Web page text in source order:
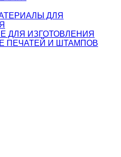
ДЛЯ
ДЛЯ ИЗГОТОВЛЕНИЯ
ПЕЧАТЕЙ И ШТАМПОВ